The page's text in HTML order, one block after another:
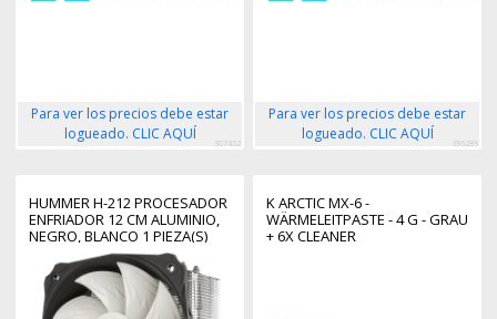
Para ver los precios debe estar
logueado. CLIC AQUÍ
307452
Para ver los precios debe estar
logueado. CLIC AQUÍ
396289
HUMMER H-212 PROCESADOR
ENFRIADOR 12 CM ALUMINIO,
NEGRO, BLANCO 1 PIEZA(S)
K ARCTIC MX-6 -
WÄRMELEITPASTE - 4 G - GRAU
+ 6X CLEANER